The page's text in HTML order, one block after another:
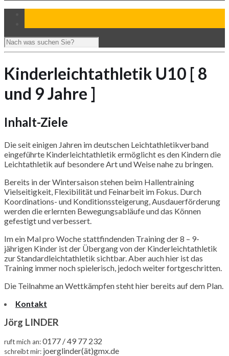
Kinderleichtathletik U10 [ 8
und 9 Jahre ]
Inhalt-Ziele
Die seit einigen Jahren im deutschen Leichtathletikverband
eingeführte Kinderleichtathletik ermöglicht es den Kindern die
Leichtathletik auf besondere Art und Weise nahe zu bringen.
Bereits in der Wintersaison stehen beim Hallentraining
Vielseitigkeit, Flexibilität und Feinarbeit im Fokus. Durch
Koordinations- und Konditionssteigerung, Ausdauerförderung
werden die erlernten Bewegungsabläufe und das Können
gefestigt und verbessert.
Im ein Mal pro Woche stattfindenden Training der 8 – 9-
jährigen Kinder ist der Übergang von der Kinderleichtathletik
zur Standardleichtathletik sichtbar. Aber auch hier ist das
Training immer noch spielerisch, jedoch weiter fortgeschritten.
Die Teilnahme an Wettkämpfen steht hier bereits auf dem Plan.
Kontakt
Jörg LINDER
ruft mich an:0177 / 49 77 232
schreibt mir: joerglinder(ät)gmx.de